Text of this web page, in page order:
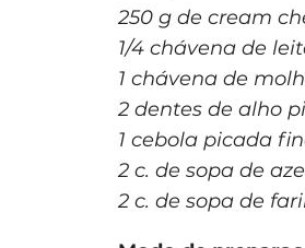
250 g de cream
1/4 chávena de
1 chávena de
2 dentes de alho
1 cebola picada
2 c. de sopa de
2 c. de sopa de